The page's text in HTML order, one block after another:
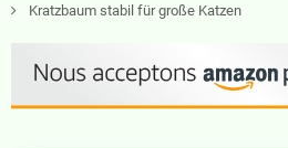
Kratzbaum stabil für große Katzen